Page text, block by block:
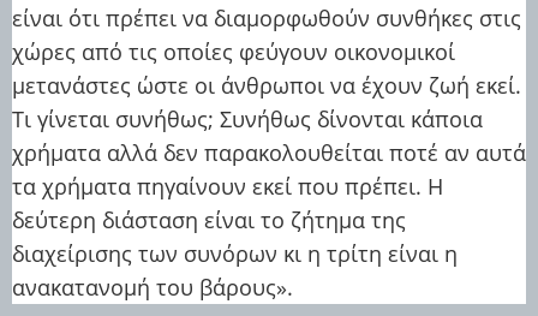
είναι ότι πρέπει να διαμορφωθούν συνθήκες στις
χώρες από τις οποίες φεύγουν οικονομικοί
μετανάστες ώστε οι άνθρωποι να έχουν ζωή εκεί.
Τι γίνεται συνήθως; Συνήθως δίνονται κάποια
χρήματα αλλά δεν παρακολουθείται ποτέ αν αυτά
τα χρήματα πηγαίνουν εκεί που πρέπει. Η
δεύτερη διάσταση είναι το ζήτημα της
διαχείρισης των συνόρων κι η τρίτη είναι η
ανακατανομή του βάρους».